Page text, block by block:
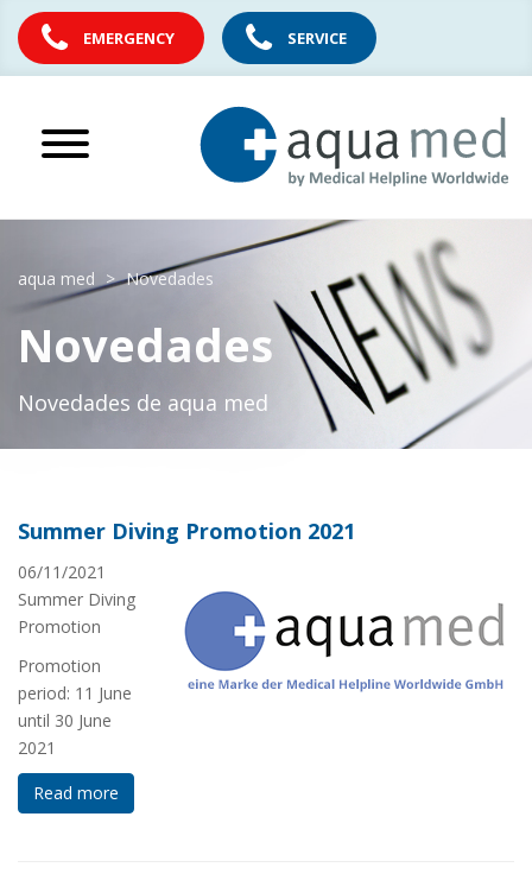
EMERGENCY SERVICE
aqua med Novedades
Novedades
Novedades de aqua med
Summer Diving Promotion 2021
06/11/2021
Summer Diving
Promotion
Promotion
period: 11 June
until 30 June
2021
Read more